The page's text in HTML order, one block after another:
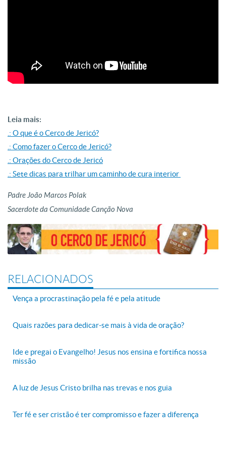
Leia mais:
.: O que é o Cerco de Jericó?
.: Como fazer o Cerco de Jericó?
.: Orações do Cerco de Jericó
.: Sete dicas para trilhar um caminho de cura interior
Padre João Marcos Polak
Sacerdote da Comunidade Canção Nova
RELACIONADOS
Vença a procrastinação pela fé e pela atitude
Quais razões para dedicar-se mais à vida de oração?
Ide e pregai o Evangelho! Jesus nos ensina e fortifica nossa
missão
A luz de Jesus Cristo brilha nas trevas e nos guia
Ter fé e ser cristão é ter compromisso e fazer a diferença